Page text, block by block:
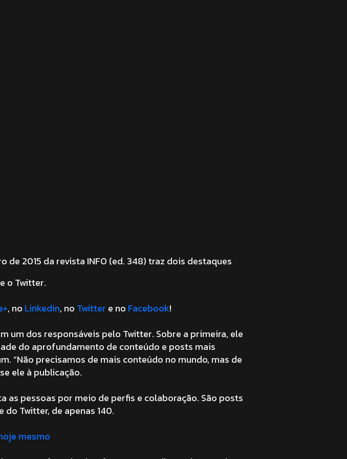
de 2015 da revista INFO (ed. 348) traz dois destaques
o Twitter.
, no Linkedin, no Twitter e no Facebook!
um dos responsáveis pelo Twitter. Sobre a primeira, ele
do aprofundamento de conteúdo e posts mais
“Não precisamos de mais conteúdo no mundo, mas de
ele à publicação.
as pessoas por meio de perfis e colaboração. São posts
Twitter, de apenas 140.
mesmo